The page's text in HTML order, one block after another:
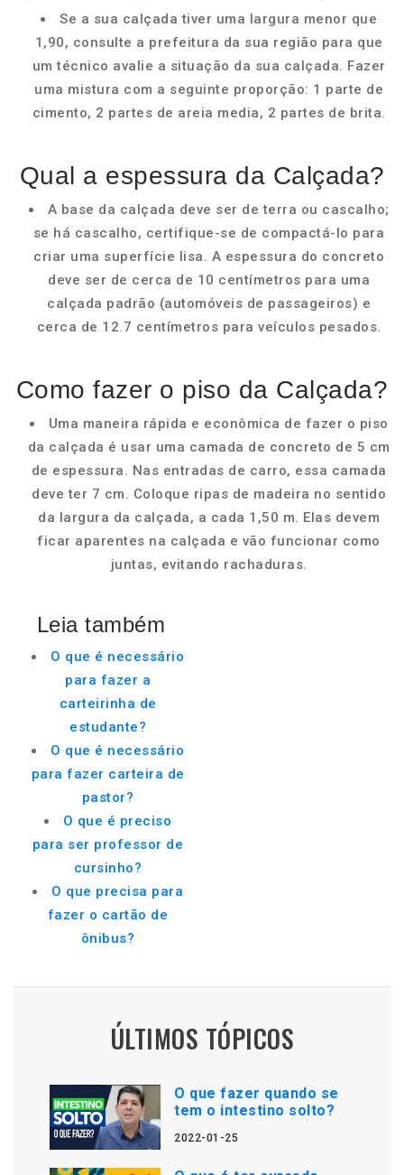
Se a sua calçada tiver uma largura menor que
1,90, consulte a prefeitura da sua região para que
um técnico avalie a situação da sua calçada. Fazer
uma mistura com a seguinte proporção: 1 parte de
cimento, 2 partes de areia media, 2 partes de brita.
Qual a espessura da Calçada?
A base da calçada deve ser de terra ou cascalho;
se há cascalho, certifique-se de compactá-lo para
criar uma superfície lisa. A espessura do concreto
deve ser de cerca de 10 centímetros para uma
calçada padrão (automóveis de passageiros) e
cerca de 12.7 centímetros para veículos pesados.
Como fazer o piso da Calçada?
Uma maneira rápida e econômica de fazer o piso
da calçada é usar uma camada de concreto de 5 cm
de espessura. Nas entradas de carro, essa camada
deve ter 7 cm. Coloque ripas de madeira no sentido
da largura da calçada, a cada 1,50 m. Elas devem
ficar aparentes na calçada e vão funcionar como
juntas, evitando rachaduras.
Leia também
O que é necessário
para fazer a
carteirinha de
estudante?
O que é necessário
para fazer carteira de
pastor?
O que é preciso
para ser professor de
cursinho?
O que precisa para
fazer o cartão de
ônibus?
ÚLTIMOS TÓPICOS
O que fazer quando se
tem o intestino solto?
2022-01-25